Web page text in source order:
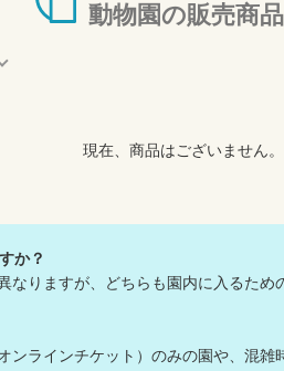
動物園の販売商
現在、商品はございません。
か？
りますが、どちらも園内に入るため
ラインチケット）のみの園や、混雑